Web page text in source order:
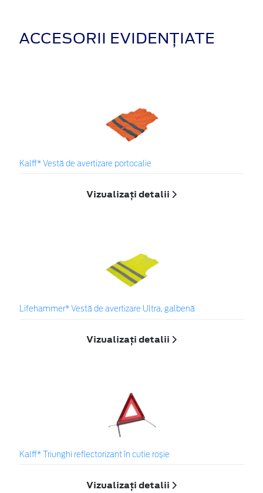
ACCESORII EVIDENȚIATE
Kalff* Vestă de avertizare portocalie
Vizualizați detalii
Lifehammer* Vestă de avertizare Ultra, galbenă
Vizualizați detalii
Kalff* Triunghi reflectorizant în cutie roșie
Vizualizați detalii